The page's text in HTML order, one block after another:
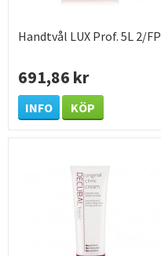
Handtvål LUX Prof. 5L 2/FP
691,86 kr
INFO KÖP